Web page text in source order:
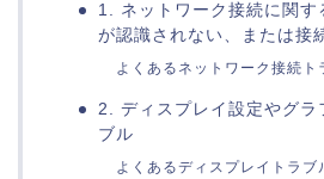
1. ネットワーク接続に関
が認識されない、または接
よくあるネットワーク接続ト
2. ディスプレイ設定やグラ
ブル
よくあるディスプレイトラブ